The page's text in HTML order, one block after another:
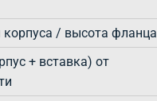
корпуса / высота фланца
+ вставка) от